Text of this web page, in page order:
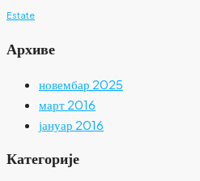
Estate
Архиве
новембар 2025
март 2016
јануар 2016
Категорије